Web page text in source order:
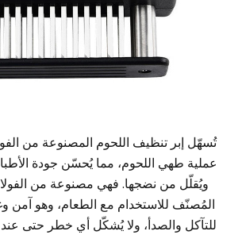
تُسهّل إبر تنظيف اللحوم المصنوعة من
عملية طهي اللحوم، مما يُحسّن جودة
ويُقلّل من نضجها. فهي مصنوعة من
المُصنّف للاستخدام مع الطعام، وهو آمن
للتآكل والصدأ، ولا يُشكّل أي خطر حتى